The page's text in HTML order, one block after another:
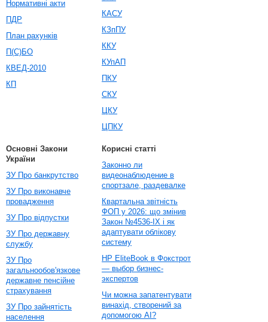
Нормативні акти
ПДР
План рахунків
П(С)БО
КВЕД-2010
КП
КАСУ
КЗпПУ
ККУ
КУпАП
ПКУ
СКУ
ЦКУ
ЦПКУ
Основні Закони
України
ЗУ Про банкрутство
ЗУ Про виконавче
провадження
ЗУ Про відпустки
ЗУ Про державну
службу
ЗУ Про
загальнообов'язкове
державне пенсійне
страхування
ЗУ Про зайнятість
населення
Корисні статті
Законно ли
видеонаблюдение в
спортзале, раздевалке
Квартальна звітність
ФОП у 2026: що змінив
Закон №4536-IX і як
адаптувати облікову
систему
HP EliteBook в Фокстрот
— выбор бизнес-
экспертов
Чи можна запатентувати
винахід, створений за
допомогою AI?